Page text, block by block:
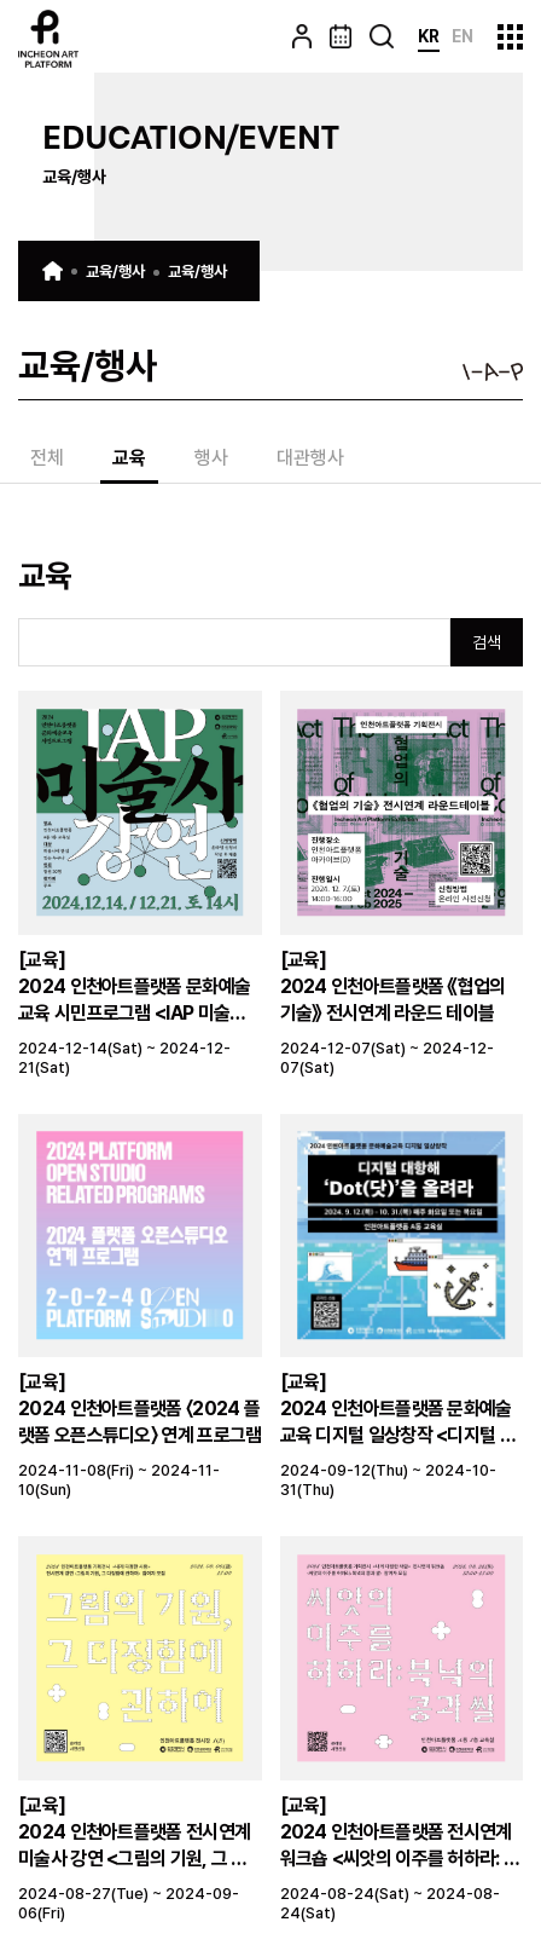
KR EN
EDUCATION/EVENT
교육/행사
교육/행사 교육/행사
교육/행사
전체 교육 행사 대관행사
교육
검색
[교육]
2024 인천아트플랫폼 문화예술
교육 시민프로그램 <IAP 미술사
강연>
2024-12-14(Sat) ~ 2024-12-
21(Sat)
[교육]
2024 인천아트플랫폼 《협업의
기술》 전시연계 라운드 테이블
2024-12-07(Sat) ~ 2024-12-
07(Sat)
[교육]
2024 인천아트플랫폼 〈2024 플
랫폼 오픈스튜디오〉 연계 프로그램
2024-11-08(Fri) ~ 2024-11-
10(Sun)
[교육]
2024 인천아트플랫폼 문화예술
교육 디지털 일상창작 <디지털 대
항해 'DOT(닷)'을 올려라>
2024-09-12(Thu) ~ 2024-10-
31(Thu)
[교육]
2024 인천아트플랫폼 전시연계
미술사 강연 <그림의 기원, 그 다
정함에 관하여>
2024-08-27(Tue) ~ 2024-09-
06(Fri)
[교육]
2024 인천아트플랫폼 전시연계
워크숍 <씨앗의 이주를 허하라: 북
녘의 콩과 쌀>
2024-08-24(Sat) ~ 2024-08-
24(Sat)